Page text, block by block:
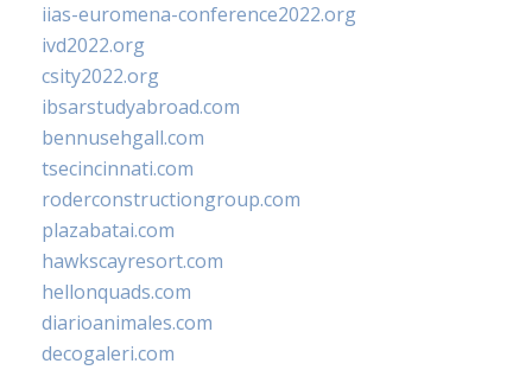
iias-euromena-conference2022.org
ivd2022.org
csity2022.org
ibsarstudyabroad.com
bennusehgall.com
tsecincinnati.com
roderconstructiongroup.com
plazabatai.com
hawkscayresort.com
hellonquads.com
diarioanimales.com
decogaleri.com